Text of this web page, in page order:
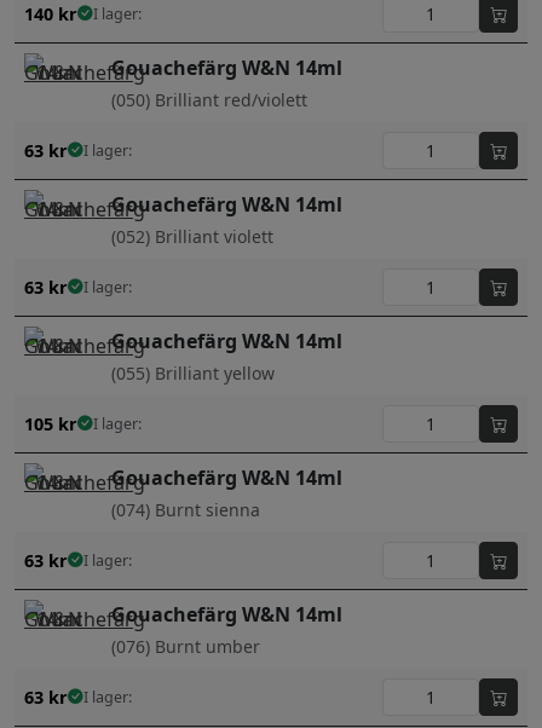
140 kr I lager:
Gouachefärg W&N 14ml
(050) Brilliant red/violett
63 kr I lager:
Gouachefärg W&N 14ml
(052) Brilliant violett
63 kr I lager:
Gouachefärg W&N 14ml
(055) Brilliant yellow
105 kr I lager:
Gouachefärg W&N 14ml
(074) Burnt sienna
63 kr I lager:
Gouachefärg W&N 14ml
(076) Burnt umber
63 kr I lager: